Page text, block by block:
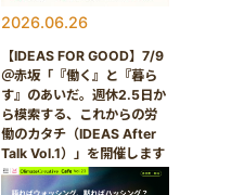
2026.06.26
【IDEAS FOR GOOD】7/9
＠赤坂「『働く』と『暮ら
す』のあいだ。週休2.5日か
ら模索する、これからの労
働のカタチ（IDEAS After
Talk Vol.1）」を開催します